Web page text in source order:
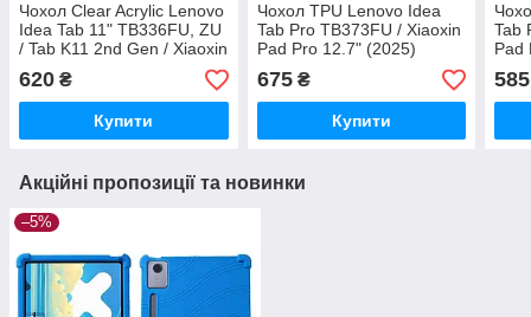
Чохол Clear Acrylic Lenovo
Idea Tab 11" TB336FU, ZU
/ Tab K11 2nd Gen / Xiaoxin
Pad 2025 з магнітною
застібкою Чорний
620 ₴
Купити
Чохол TPU Lenovo Idea
Tab Pro TB373FU / Xiaoxin
Pad Pro 12.7" (2025)
Чорний
675₴
Купити
Tab
Pad
585
Акційні пропозиції та новинки
–5%